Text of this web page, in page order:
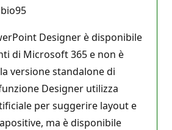
Designer è disponibile
di Microsoft 365 e non è
versione standalone di
Designer utilizza
per suggerire layout e
ma è disponibile